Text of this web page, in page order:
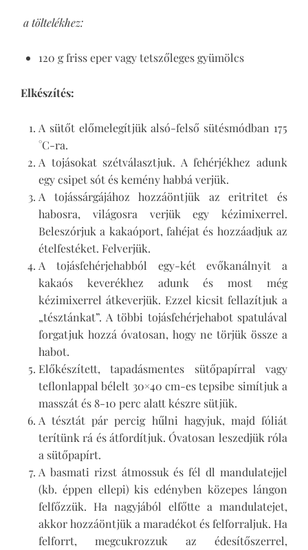
a töltelékhez:
120 g friss eper vagy tetszőleges gyümölcs
Elkészítés:
A sütőt előmelegítjük alsó-felső sütésmódban 175
°C-ra.
A tojásokat szétválasztjuk. A fehérjékhez adunk
egy csipet sót és kemény habbá verjük.
A tojássárgájához hozzáöntjük az eritritet és
habosra, világosra verjük egy kézimixerrel.
Beleszórjuk a kakaóport, fahéjat és hozzáadjuk az
ételfestéket. Felverjük.
A tojásfehérjehabból egy-két evőkanálnyit a
kakaós keverékhez adunk és most még
kézimixerrel átkeverjük. Ezzel kicsit fellazítjuk a
„tésztánkat”. A többi tojásfehérjehabot spatulával
forgatjuk hozzá óvatosan, hogy ne törjük össze a
habot.
Előkészített, tapadásmentes sütőpapírral vagy
teflonlappal bélelt 30×40 cm-es tepsibe simítjuk a
masszát és 8-10 perc alatt készre sütjük.
A tésztát pár percig hűlni hagyjuk, majd fóliát
terítünk rá és átfordítjuk. Óvatosan leszedjük róla
a sütőpapírt.
A basmati rizst átmossuk és fél dl mandulatejjel
(kb. éppen ellepi) kis edényben közepes lángon
felfőzzük. Ha nagyjából elfőtte a mandulatejet,
akkor hozzáöntjük a maradékot és felforraljuk. Ha
felforrt, megcukrozzuk az édesítőszerrel,